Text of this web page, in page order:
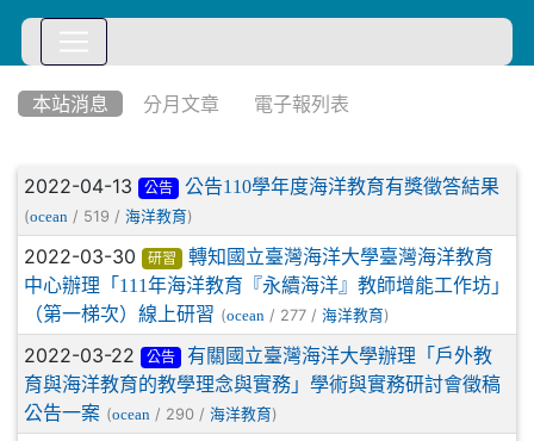
本站消息 分月文章 電子報列表
文章列表
2022-04-13 公告 公告110學年度海洋教育有獎徵答結果
(ocean / 519 / 海洋教育)
2022-03-30 研習
轉知國立臺灣海洋大學臺灣海洋教育
中心辦理「111年海洋教育『永續海洋』教師增能工作坊」
（第一梯次）線上研習 (ocean / 277 / 海洋教育)
2022-03-22 公告
有關國立臺灣海洋大學辦理「戶外教
育與海洋教育的教學理念與實務」學術與實務研討會徵稿
公告一案 (ocean / 290 / 海洋教育)